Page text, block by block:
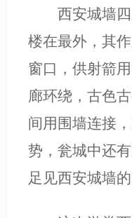
西安城墙四
楼在最外，其
窗口，供射箭
廊环绕，古色
间用围墙连接
势，瓮城中还
足见西安城墙